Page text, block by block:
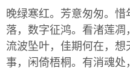
晚绿寒红。芳意匆匆。
落，数字征鸿。看渚莲凋
流波坠叶，佳期何在，
事，闲倚梧桐。有消魂处